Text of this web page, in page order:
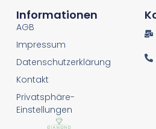
Informationen
AGB
Impressum
Datenschutzerklärung
Kontakt
Privatsphäre-
Einstellungen